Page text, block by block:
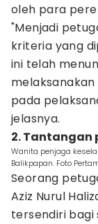
oleh para
"Menjadi
kriteria yang
ini telah
melaksanakan
pada
jelasnya.
2. Tantangan
Wanita penjaga
Balikpapan. Foto
Seorang
Aziz Nurul
tersendiri